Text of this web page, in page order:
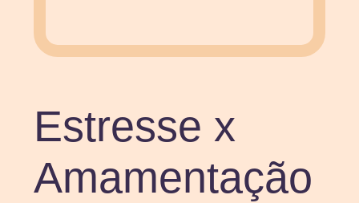
Estresse x
Amamentação